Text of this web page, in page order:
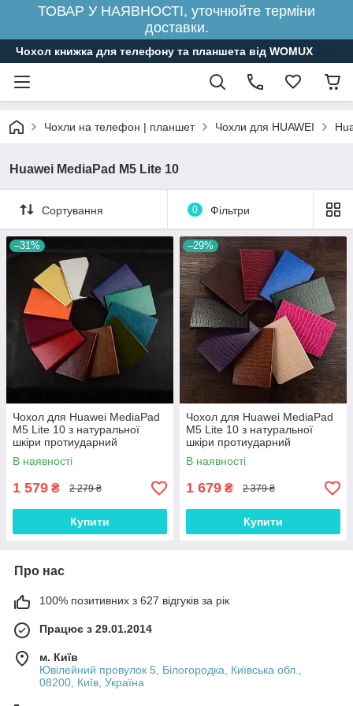
ТОВАР У НАЯВНОСТІ, уточнюйте терміни
доставки.
Чохол книжка для телефону та планшета від WOMUX
Чохли на телефон | планшет Чохли для HUAWEI
Huawei MediaPad M5 Lite 10
Сортування 0 Фільтри
–31%
Чохол для Huawei MediaPad
M5 Lite 10 з натуральної
шкіри протиударний
вологостійкий книжка з
підставкою "GRAVITY"
В наявності
1 579 ₴ 2 279 ₴
Купити
–29%
Чохол для Huawei MediaPad
M5 Lite 10 з натуральної
шкіри протиударний
вологостійкий книжка з
підставкою "ALPINEX"
В наявності
1 679 ₴ 2 379 ₴
Купити
Про нас
100% позитивних з 627 відгуків за рік
Працює з 29.01.2014
м. Київ
Ювілейний провулок 5, Білогородка, Київська обл.,
08200, Київ, Україна